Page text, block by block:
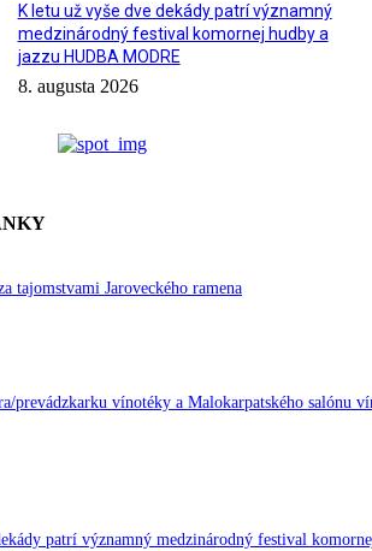
K letu už vyše dve dekády patrí významný
medzinárodný festival komornej hudby a
jazzu HUDBA MODRE
8. augusta 2026
tajomstvami Jaroveckého ramena
prevádzkarku vínotéky a Malokarpatského salónu
patrí významný medzinárodný festival